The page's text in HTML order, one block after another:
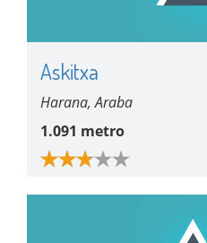
Askitxa
Harana, Araba
1.091 metro